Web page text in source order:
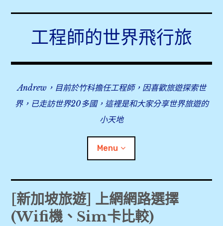
content工程師的世界飛行旅
Andrew，目前於竹科擔任工程師，因喜歡旅遊探索世
界，已走訪世界20多國，這裡是和大家分享世界旅遊的
小天地
Menu
旅行事前準備
[旅行準備] 2018/2019 出國信用卡推薦
[新加坡旅遊] 上網網路選擇
(Wifi機、Sim卡比較)